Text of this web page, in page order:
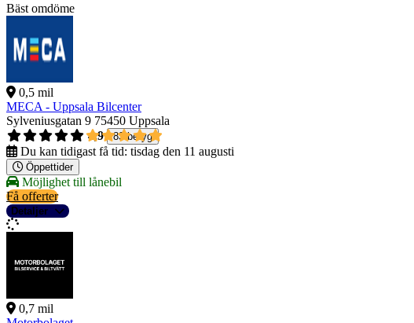
Bäst omdöme
0,5 mil
MECA - Uppsala Bilcenter
Sylveniusgatan 9 75450 Uppsala
4,9
83 betyg
Du kan tidigast få tid: tisdag den 11 augusti
Öppettider
Möjlighet till lånebil
Få offerter
Detaljer
0,7 mil